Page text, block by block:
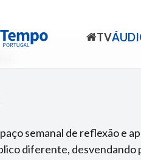
TV
semanal de reflexão e
diferente, desvendando